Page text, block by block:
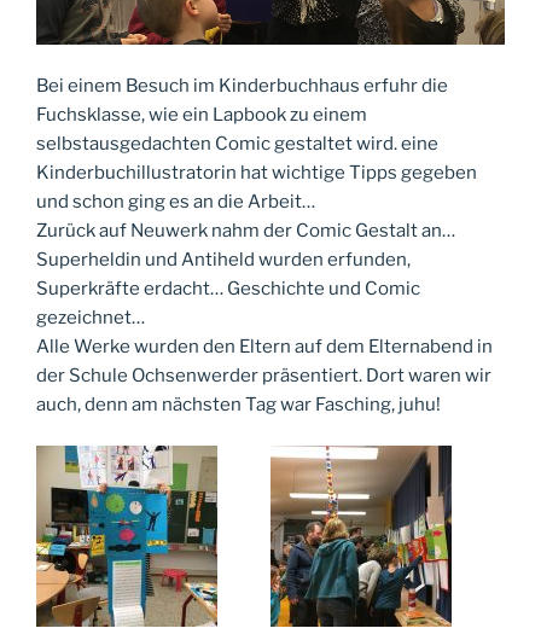
Bei einem Besuch im Kinderbuchhaus erfuhr die
Fuchsklasse, wie ein Lapbook zu einem
selbstausgedachten Comic gestaltet wird. eine
Kinderbuchillustratorin hat wichtige Tipps gegeben
und schon ging es an die Arbeit…
Zurück auf Neuwerk nahm der Comic Gestalt an…
Superheldin und Antiheld wurden erfunden,
Superkräfte erdacht… Geschichte und Comic
gezeichnet…
Alle Werke wurden den Eltern auf dem Elternabend in
der Schule Ochsenwerder präsentiert. Dort waren wir
auch, denn am nächsten Tag war Fasching, juhu!